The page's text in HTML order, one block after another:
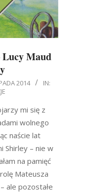
Maud
2014
IN:
mi się z
wolnego
naście lat
Shirley – nie w
na pamięć
Mateusza
ale pozostałe